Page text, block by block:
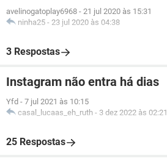
avelinogatoplay6968 - 21 jul 2020 às 15:31
ninha25 - 23 jul 2020 às 04:38
3 Respostas
Instagram não entra há dias
Yfd - 7 jul 2021 às 10:15
casal_lucaas_eh_ruth - 3 dez 2022 às 02:21
25 Respostas